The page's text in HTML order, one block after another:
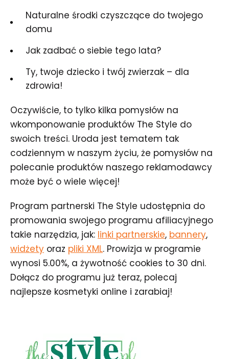
Naturalne środki czyszczące do twojego
domu
Jak zadbać o siebie tego lata?
Ty, twoje dziecko i twój zwierzak – dla
zdrowia!
Oczywiście, to tylko kilka pomysłów na
wkomponowanie produktów The Style do
swoich treści. Uroda jest tematem tak
codziennym w naszym życiu, że pomysłów na
polecanie produktów naszego reklamodawcy
może być o wiele więcej!
Program partnerski The Style udostępnia do
promowania swojego programu afiliacyjnego
takie narzędzia, jak: linki partnerskie, bannery,
widżety oraz pliki XML. Prowizja w programie
wynosi 5.00%, a żywotność cookies to 30 dni.
Dołącz do programu już teraz, polecaj
najlepsze kosmetyki online i zarabiaj!